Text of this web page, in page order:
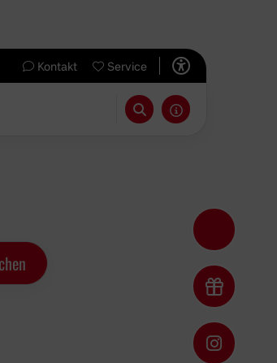
Kontakt Service